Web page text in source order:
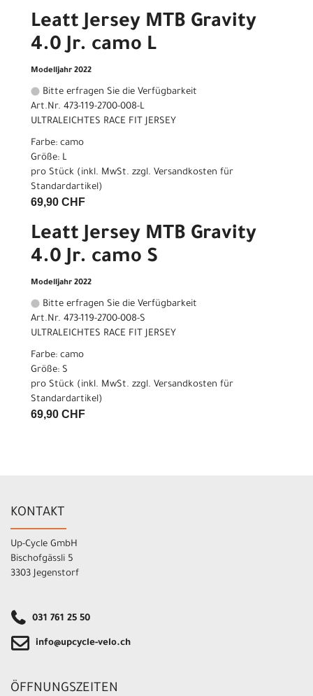
Leatt Jersey MTB Gravity
4.0 Jr. camo L
Modelljahr 2022
Bitte erfragen Sie die Verfügbarkeit
Art.Nr. 473-119-2700-008-L
ULTRALEICHTES RACE FIT JERSEY
Farbe: camo
Größe: L
pro Stück (inkl. MwSt. zzgl. Versandkosten für
Standardartikel)
69,90 CHF
Leatt Jersey MTB Gravity
4.0 Jr. camo S
Modelljahr 2022
Bitte erfragen Sie die Verfügbarkeit
Art.Nr. 473-119-2700-008-S
ULTRALEICHTES RACE FIT JERSEY
Farbe: camo
Größe: S
pro Stück (inkl. MwSt. zzgl. Versandkosten für
Standardartikel)
69,90 CHF
KONTAKT
Up-Cycle GmbH
Bischofgässli 5
3303 Jegenstorf
031 761 25 50
info@upcycle-velo.ch
ÖFFNUNGSZEITEN